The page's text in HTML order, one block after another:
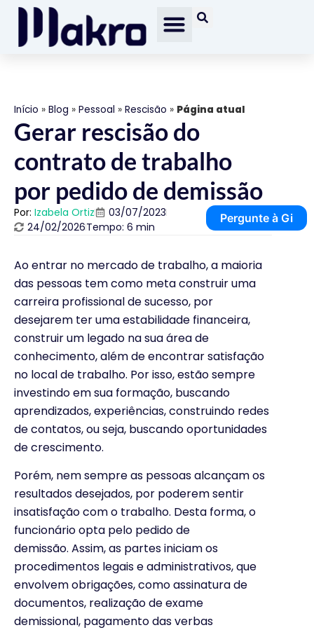
Início » Blog » Pessoal » Rescisão » Página atual
Gerar rescisão do
contrato de trabalho
por pedido de demissão
Por: Izabela Ortiz
03/07/2023
24/02/2026Tempo: 6 min
Pergunte à Gi
Ao entrar no mercado de trabalho, a maioria
das pessoas tem como meta construir uma
carreira profissional de sucesso, por
desejarem ter uma estabilidade financeira,
construir um legado na sua área de
conhecimento, além de encontrar satisfação
no local de trabalho. Por isso, estão sempre
investindo em sua formação, buscando
aprendizados, experiências, construindo redes
de contatos, ou seja, buscando oportunidades
de crescimento.
Porém, nem sempre as pessoas alcançam os
resultados desejados, por poderem sentir
insatisfação com o trabalho. Desta forma, o
funcionário opta pelo pedido de
demissão. Assim, as partes iniciam os
procedimentos legais e administrativos, que
envolvem obrigações, como assinatura de
documentos, realização de exame
demissional, pagamento das verbas